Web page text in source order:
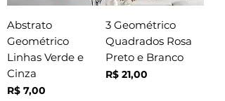
Abstrato
Geométrico
Linhas Verde e
Cinza
Preço
R$ 7,00
3 Geométrico
Quadrados Rosa
Preto e Branco
Preço
R$ 21,00